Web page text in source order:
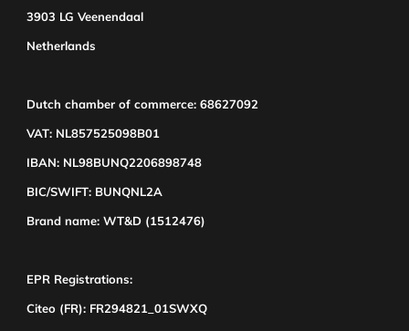
3903 LG Veenendaal
Netherlands
Dutch chamber of commerce: 68627092
VAT: NL857525098B01
IBAN: NL98BUNQ2206898748
BIC/SWIFT: BUNQNL2A
Brand name: WT&D (1512476)
EPR Registrations:
Citeo (FR): FR294821_01SWXQ